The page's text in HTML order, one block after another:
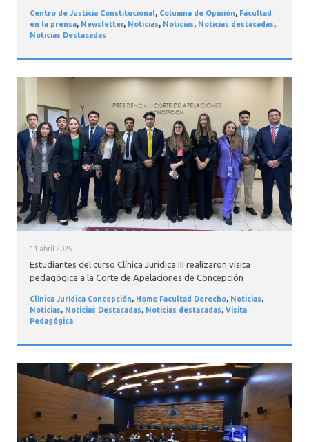
Centro de Justicia Constitucional, Columna de Opinión, Facultad
en la prensa, Newsletter, Noticias, Noticias, Noticias destacadas,
Noticias Destacadas
11 abril 2025
Estudiantes del curso Clínica Jurídica III realizaron visita
pedagógica a la Corte de Apelaciones de Concepción
Clínica Jurídica Concepción, Home Facultad Derecho, Noticias,
Noticias, Noticias Destacadas, Noticias destacadas, Visita
Pedagógica